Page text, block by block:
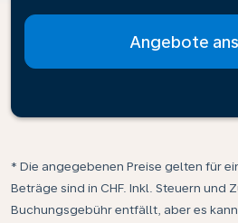
Angebote
* Die angegebenen Preise gelten für
Beträge sind in CHF. Inkl. Steuern und
Buchungsgebühr entfällt, aber es